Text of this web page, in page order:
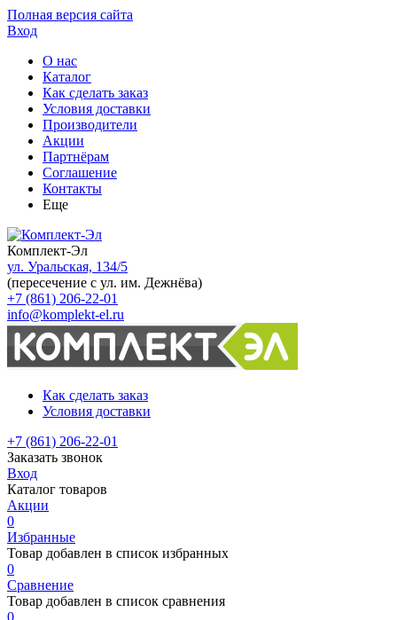
Полная версия сайта
Вход
О нас
Каталог
Как сделать заказ
Условия доставки
Производители
Акции
Партнёрам
Соглашение
Контакты
Еще
Комплект-Эл
ул. Уральская, 134/5
(пересечение с ул. им. Дежнёва)
+7 (861) 206-22-01
info@komplekt-el.ru
Как сделать заказ
Условия доставки
+7 (861) 206-22-01
Заказать звонок
Вход
Каталог товаров
Акции
0
Избранные
Товар добавлен в список избранных
0
Сравнение
Товар добавлен в список сравнения
0